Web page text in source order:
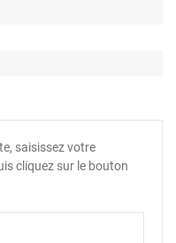
saisissez votre
cliquez sur le bouton